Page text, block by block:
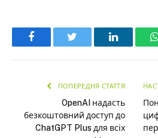
Facebook LinkedIn
ПОПЕРЕДНЯ СТАТТЯ
OpenAI надасть
безкоштовний доступ до
ChatGPT Plus для всіх